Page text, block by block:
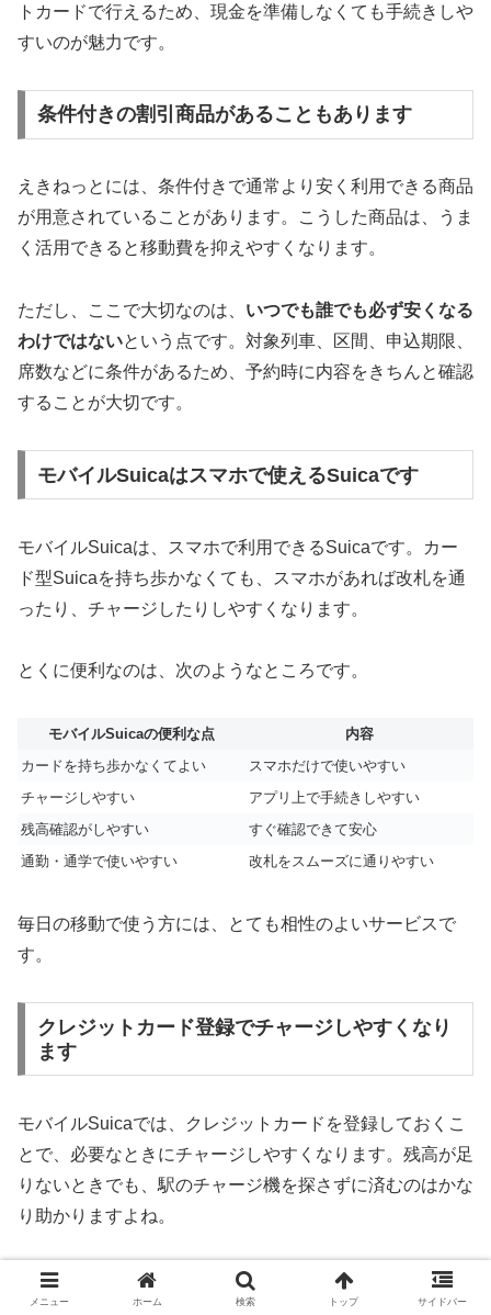
トカードで行えるため、現金を準備しなくても手続きしや
すいのが魅力です。
条件付きの割引商品があることもあります
えきねっとには、条件付きで通常より安く利用できる商品
が用意されていることがあります。こうした商品は、うま
く活用できると移動費を抑えやすくなります。
ただし、ここで大切なのは、 いつでも誰でも必ず安くなる
わけではないという点です。対象列車、区間、申込期限、
席数などに条件があるため、予約時に内容をきちんと確認
することが大切です。
モバイルSuicaはスマホで使えるSuicaです
モバイルSuicaは、スマホで利用できるSuicaです。カー
ド型Suicaを持ち歩かなくても、スマホがあれば改札を通
ったり、チャージしたりしやすくなります。
とくに便利なのは、次のようなところです。
モバイルSuicaの便利な点
内容
カードを持ち歩かなくてよい
スマホだけで使いやすい
チャージしやすい
アプリ上で手続きしやすい
残高確認がしやすい
すぐ確認できて安心
通勤・通学で使いやすい
改札をスムーズに通りやすい
毎日の移動で使う方には、とても相性のよいサービスで
す。
クレジットカード登録でチャージしやすくなり
ます
モバイルSuicaでは、クレジットカードを登録しておくこ
とで、必要なときにチャージしやすくなります。残高が足
りないときでも、駅のチャージ機を探さずに済むのはかな
り助かりますよね。
ただし、ここでも混同しやすいポイントがあります。通常
のクレジットカードチャージと、オートチャージは同じで
メニュー ホーム 検索 トップ サイドバー